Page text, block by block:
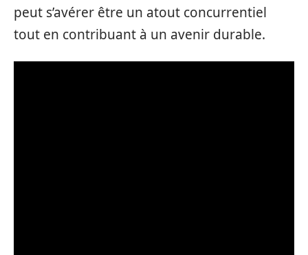
peut s’avérer être un atout concurrentiel
tout en contribuant à un avenir durable.